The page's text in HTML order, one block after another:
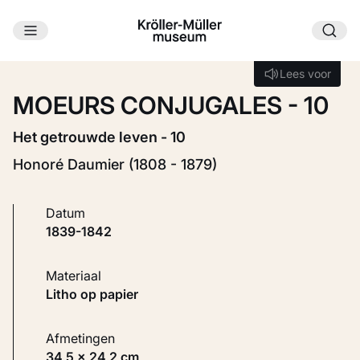
Ga naar hoofdinhoud
Lees voor
Lees voor
MOEURS CONJUGALES - 10
Het getrouwde leven - 10
Honoré Daumier (1808 - 1879)
Datum
1839-1842
Materiaal
Litho op papier
Afmetingen